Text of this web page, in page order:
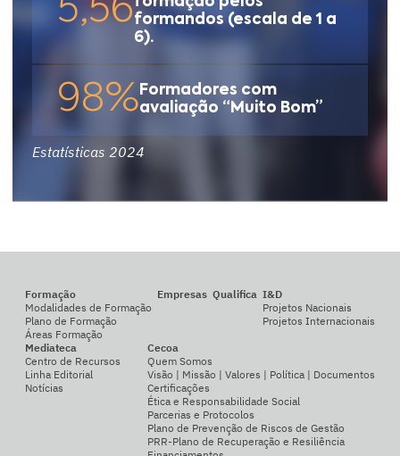
5,56formandos (escala de 1 a
6).
98% Formadores com
avaliação “Muito Bom”
Estatísticas 2024
Formação
Modalidades de Formação
Plano de Formação
Áreas Formação
Empresas Qualifica I&D
Projetos Nacionais
Projetos Internacionais
Mediateca
Centro de Recursos
Linha Editorial
Notícias
Cecoa
Quem Somos
Visão | Missão | Valores | Política | Documentos
Certificações
Ética e Responsabilidade Social
Parcerias e Protocolos
Plano de Prevenção de Riscos de Gestão
PRR-Plano de Recuperação e Resiliência